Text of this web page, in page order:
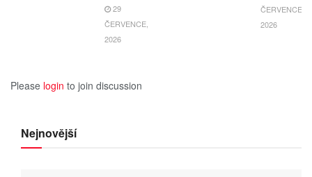
29
ČERVENCE,
2026
ČERVENCE,
2026
Please login to join discussion
Nejnovější